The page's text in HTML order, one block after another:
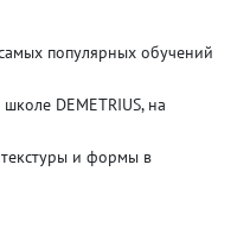
популярных обучений
школе DEMETRIUS, на
и формы в